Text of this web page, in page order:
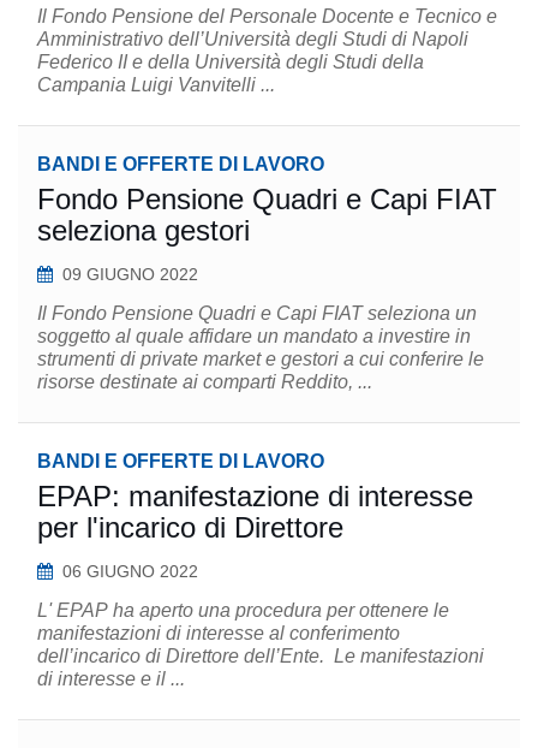
Il Fondo Pensione del Personale Docente e Tecnico e
Amministrativo dell’Università degli Studi di Napoli
Federico II e della Università degli Studi della
Campania Luigi Vanvitelli ...
BANDI E OFFERTE DI LAVORO
Fondo Pensione Quadri e Capi FIAT
seleziona gestori
09 GIUGNO 2022
Il Fondo Pensione Quadri e Capi FIAT seleziona un
soggetto al quale affidare un mandato a investire in
strumenti di private market e gestori a cui conferire le
risorse destinate ai comparti Reddito, ...
BANDI E OFFERTE DI LAVORO
EPAP: manifestazione di interesse
per l'incarico di Direttore
06 GIUGNO 2022
L' EPAP ha aperto una procedura per ottenere le
manifestazioni di interesse al conferimento
dell’incarico di Direttore dell’Ente. Le manifestazioni
di interesse e il ...